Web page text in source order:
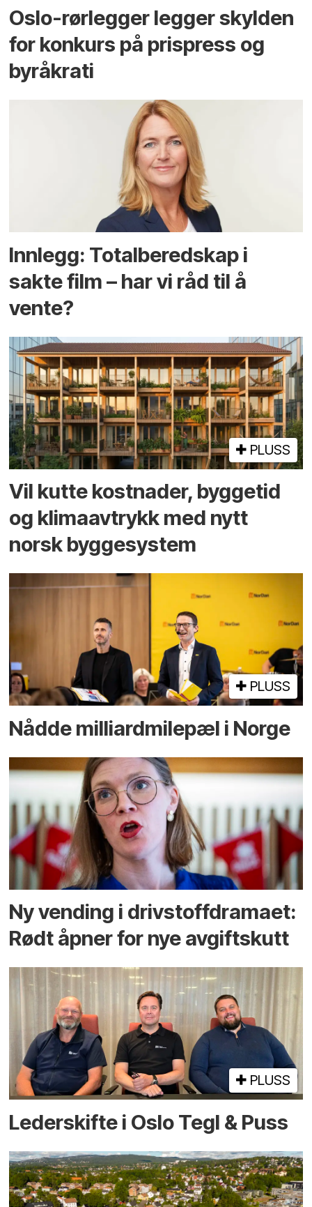
Oslo-rørlegger legger skylden
for konkurs på prispress og
byråkrati
Innlegg: Totalberedskap i
sakte film – har vi råd til å
vente?
PLUSS
Vil kutte kostnader, byggetid
og klima­avtrykk med nytt
norsk bygge­system
PLUSS
Nådde milliard­­milepæl i Norge
Ny vending i drivstoffdramaet:
Rødt åpner for nye avgiftskutt
PLUSS
Lederskifte i Oslo Tegl & Puss